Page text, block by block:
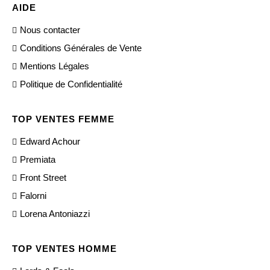
AIDE
Nous contacter
Conditions Générales de Vente
Mentions Légales
Politique de Confidentialité
TOP VENTES FEMME
Edward Achour
Premiata
Front Street
Falorni
Lorena Antoniazzi
TOP VENTES HOMME